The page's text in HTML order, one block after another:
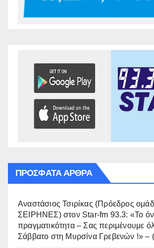
ΠΡΌΣΦΑΤΑ ΆΡΘΡΑ
Αναστάσιος Τσιρίκας (Πρόεδρος
ΣΕΙΡΗΝΕΣ) στον Star-fm 93.3: «Το
πραγματικότητα – Σας περιμένουμε
Σάββατο στη Μυρσίνα Γρεβενών !» –